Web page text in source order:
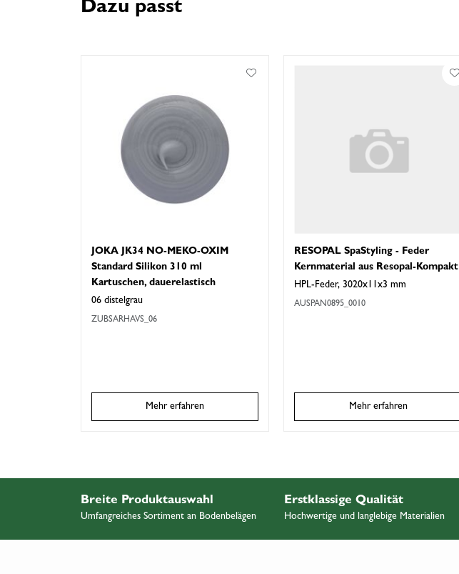
Dazu passt
JOKA JK34 NO-MEKO-OXIM
Standard Silikon 310 ml
Kartuschen, dauerelastisch
06 distelgrau
ZUBSARHAVS_06
Mehr erfahren
RESOPAL SpaStyling - Feder
Kernmaterial aus Resopal-Kompakt
HPL-Feder, 3020x11x3 mm
AUSPAN0895_0010
Mehr erfahren
Breite Produktauswahl
Umfangreiches Sortiment an Bodenbelägen
Erstklassige Qualität
Hochwertige und langlebige Materialien